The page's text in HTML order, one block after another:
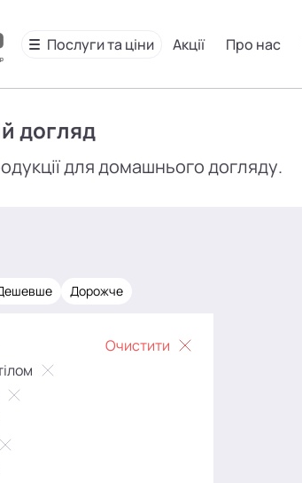
Послуги та ціни Акції Про нас
догляд
для домашнього догляду.
Дорожче
Очистити